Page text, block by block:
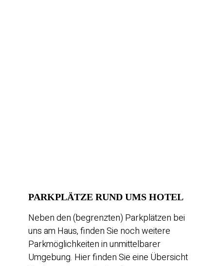
PARKPLÄTZE RUND UMS HOTEL
Neben den (begrenzten) Parkplätzen bei
uns am Haus, finden Sie noch weitere
Parkmöglichkeiten in unmittelbarer
Umgebung. Hier finden Sie eine Übersicht